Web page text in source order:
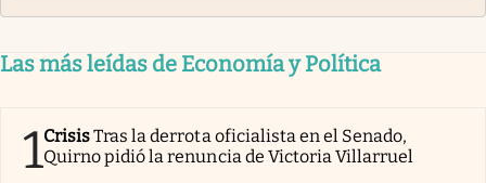
Las más leídas de Economía y Política
1CrisisTras la derrota oficialista en el Senado,
Quirno pidió la renuncia de Victoria Villarruel